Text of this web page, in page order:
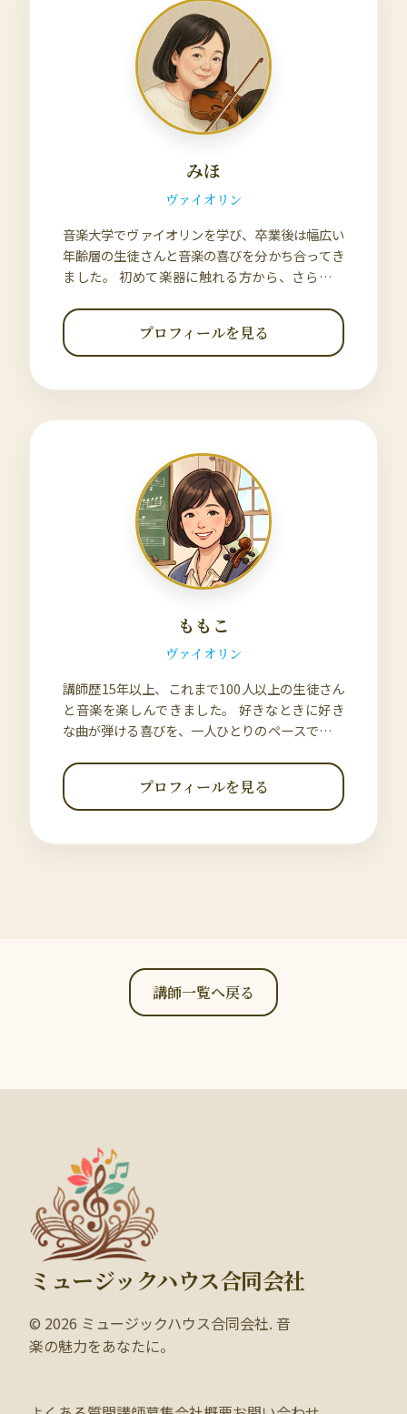
みほ
ヴァイオリン
音楽大学でヴァイオリンを学び、卒業後は幅広い
年齢層の生徒さんと音楽の喜びを分かち合ってき
ました。 初めて楽器に触れる方から、さらに表
ースに寄り添いながら、ヴァイオリンの魅力をお
伝えしています。プロフィールを見る
ももこ
ヴァイオリン
講師歴15年以上、これまで100人以上の生徒さん
と音楽を楽しんできました。 好きなときに好き
な曲が弾ける喜びを、一人ひとりのペースで丁寧
音楽が日常にそっと寄り添う関係を、一緒につく
っていきましょう。プロフィールを見る
講師一覧へ戻る
ミュージックハウス合同会社
© 2026 ミュージックハウス合同会社. 音
楽の魅力をあなたに。